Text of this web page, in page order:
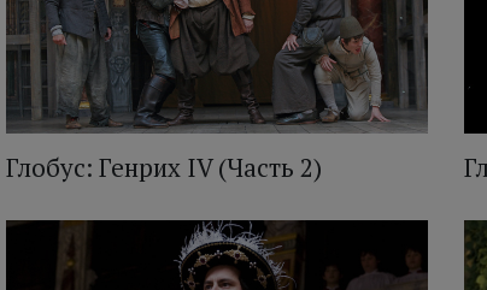
Глобус: Генрих IV (Часть 2)